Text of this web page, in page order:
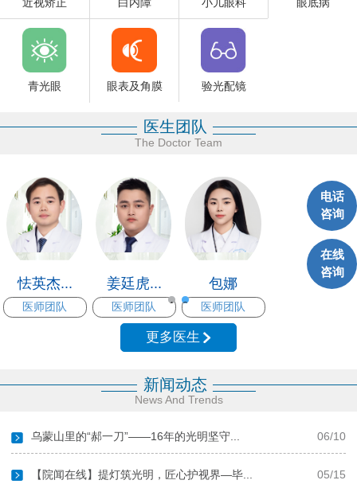
青光眼 眼表及角膜 验光配镜
医生团队
The Doctor Team
郝建
医师团队
张璐
医师团队
张全海...
医师团队
王友珍...
1 2
更多医生
新闻动态
News And Trends
乌蒙山里的“郝一刀”——16年的光明坚守... 06/10
【院闻在线】提灯筑光明，匠心护视界—毕... 05/15
电话
咨询
在线
咨询